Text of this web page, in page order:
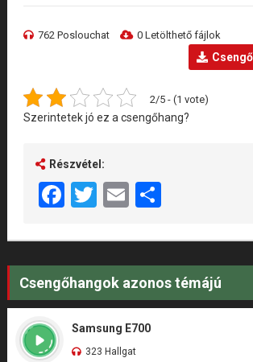
762 Poslouchat 0 Letölthető fájlok
2/5 - (1 vote)
Szerintetek jó ez a csengőhang?
Részvétel:
Facebook
Twitter
EmailShare
Csengőhangok azonos témájú
Samsung E700
323 Hallgat